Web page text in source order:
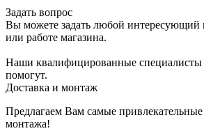
Задать вопрос
Вы можете задать любой интересующий
или работе магазина.
Наши квалифицированные специалисты
помогут.
Доставка и монтаж
Предлагаем Вам самые привлекательные
монтажа!